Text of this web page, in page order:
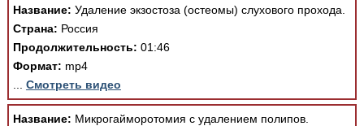
Название: Удаление экзостоза (остеомы) слухового прохода.
Страна: Россия
Продолжительность: 01:46
Формат: mp4
Смотреть видео
Название: Микрогайморотомия с удалением полипов.